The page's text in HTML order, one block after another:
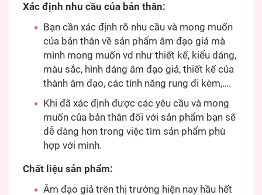
Xác định nhu cầu của bản thân:
Bạn cần xác định rõ nhu cầu và mong muốn
của bản thân về sản phẩm âm đạo giả mà
mình mong muốn vd như thiết kế, kiểu dáng,
màu sắc, hình dáng âm đạo giả, thiết kế của
thành âm đạo, các tính năng rung đi kèm,….
Khi đã xác định được các yêu cầu và mong
muốn của bản thân đối với sản phẩm bạn sẽ
dễ dàng hơn trong việc tìm sản phẩm phù
hợp với mình.
Chất liệu sản phẩm:
Âm đạo giả trên thị trường hiện nay hầu hết